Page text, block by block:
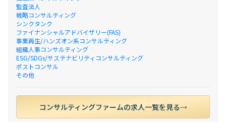
監査法人
戦略コンサルティング
シンクタンク
ファイナンシャルアドバイザリー(FAS)
事業再生/ハンズオン系コンサルティング
組織人事コンサルティング
ESG/SDGs/サステナビリティコンサルティング
ポストコンサル
その他
コンサルティングファームの求人一覧を見る